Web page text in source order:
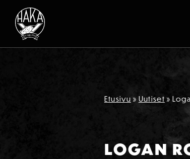
Siirry sisältöön
Etusivu » Uutiset »
LOGAN